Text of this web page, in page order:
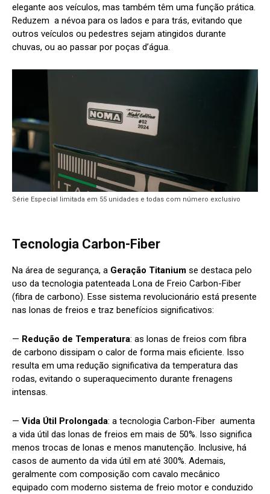
elegante aos veículos, mas também têm uma função prática.
Reduzem a névoa para os lados e para trás, evitando que
outros veículos ou pedestres sejam atingidos durante
chuvas, ou ao passar por poças d’água.
Série Especial limitada em 55 unidades e todas com número exclusivo
Tecnologia Carbon-Fiber
Na área de segurança, a Geração Titanium se destaca pelo
uso da tecnologia patenteada Lona de Freio Carbon-Fiber
(fibra de carbono). Esse sistema revolucionário está presente
nas lonas de freios e traz benefícios significativos:
— Redução de Temperatura: as lonas de freios com fibra
de carbono dissipam o calor de forma mais eficiente. Isso
resulta em uma redução significativa da temperatura das
rodas, evitando o superaquecimento durante frenagens
intensas.
— Vida Útil Prolongada: a tecnologia Carbon-Fiber aumenta
a vida útil das lonas de freios em mais de 50%. Isso significa
menos trocas de lonas e menos manutenção. Inclusive, há
casos de aumento da vida útil em até 300%. Ademais,
geralmente com composição com cavalo mecânico
equipado com moderno sistema de freio motor e conduzido